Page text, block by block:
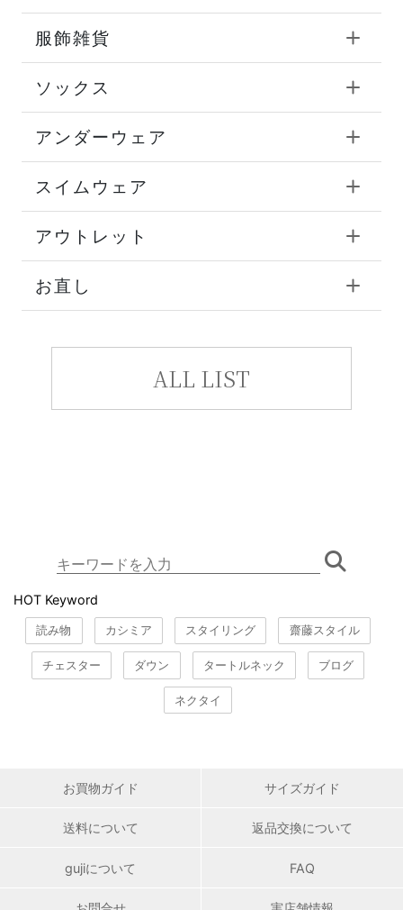
服飾雑貨
ソックス
アンダーウェア
スイムウェア
アウトレット
お直し
ALL LIST
HOT Keyword
読み物 カシミア スタイリング 齋藤スタイル
チェスター ダウン タートルネック ブログ
ネクタイ
お買物ガイド サイズガイド
送料について 返品交換について
gujiについて FAQ